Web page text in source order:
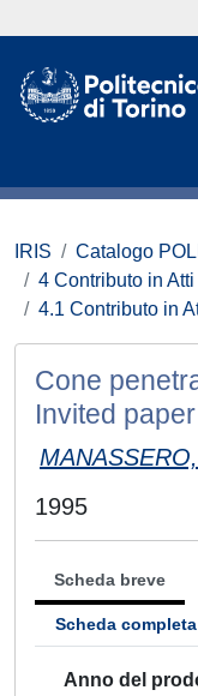
IRIS
Catalogo
4 Contributo in
4.1 Contributo in
Cone
Invited paper
1995
Scheda breve
Scheda completa
Anno del